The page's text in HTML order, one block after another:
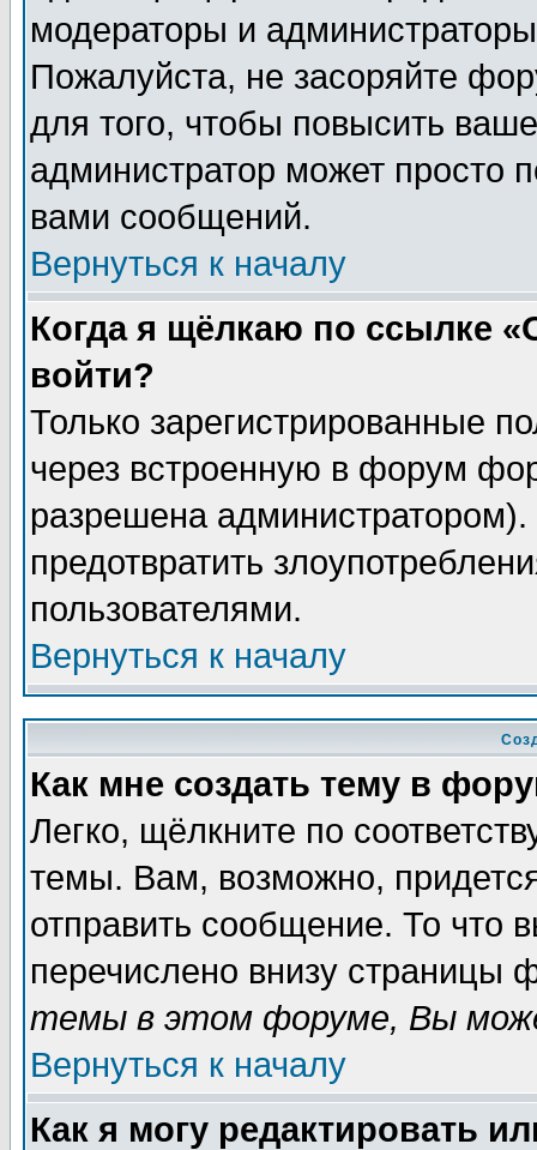
модераторы и
Пожалуйста, не засоряйте
для того, чтобы повысить
администратор может просто
вами сообщений.
Вернуться к началу
Когда я щёлкаю по ссылке
войти?
Только зарегистрированные
через встроенную в форум
разрешена
предотвратить
пользователями.
Вернуться к началу
Как мне создать тему в
Легко, щёлкните по
темы. Вам, возможно,
отправить сообщение. То что
перечислено внизу страницы
темы в этом форуме, Вы
Вернуться к началу
Как я могу редактировать